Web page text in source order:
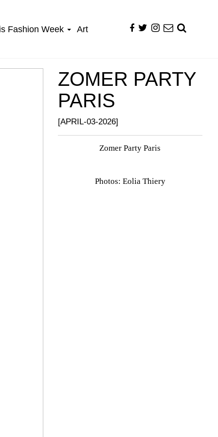
Fashion Week Art
ZOMER PARTY
PARIS
[APRIL-03-2026]
Zomer Party Paris
Photos: Eolia Thiery